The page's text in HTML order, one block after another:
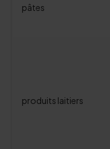
pâtes
produits laitiers